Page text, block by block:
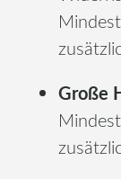
Große